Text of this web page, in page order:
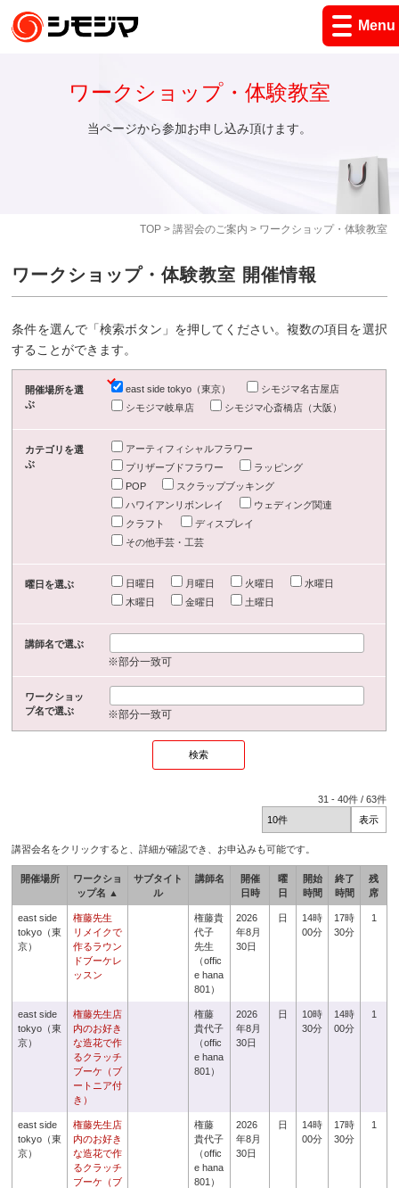
Menu
TOP> 講習会のご案内 > ワークショップ・体験教室
ワークショップ・体験教室
当ページから参加お申し込み頂けます。
ワークショップ・体験教室 開催情報
条件を選んで「検索ボタン」を押してください。複数の項目を選択
することができます。
開催場所を選
ぶ
east side tokyo（東京）
シモジマ名古屋店
シモジマ岐阜店
シモジマ心斎橋店（大阪）
カテゴリを選
ぶ
アーティフィシャルフラワー
プリザーブドフラワー
ラッピング
POP
スクラップブッキング
ハワイアンリボンレイ
ウェディング関連
クラフト
ディスプレイ
その他手芸・工芸
曜日を選ぶ 日曜日 月曜日 火曜日
水曜日
木曜日
金曜日 土曜日
講師名で選ぶ
※部分一致可
ワークショッ
プ名で選ぶ
※部分一致可
31 -40件 /63件
講習会名をクリックすると、詳細が確認でき、お申込みも可能です。
開催場所
ワークショ
ップ名 ▲
サブタイト
ル
講師名
開催
日時
曜
日
開始
時間
終了
時間
残
席
east side
tokyo（東
京）
権藤先生
リメイクで
作るラウン
ドブーケレ
ッスン
権藤貴
代子
先生
（offic
e hana
801）
2026
年8月
30日
日
14時
00分
17時
30分
1
east side
tokyo（東
京）
権藤先生店
内のお好き
な造花で作
るクラッチ
ブーケ（ブ
ートニア付
き）
権藤
貴代子
（offic
e hana
801）
2026
年8月
30日
日
10時
30分
14時
00分
1
east side
tokyo（東
京）
権藤先生店
内のお好き
な造花で作
るクラッチ
ブーケ（ブ
権藤
貴代子
（offic
e hana
801）
2026
年8月
30日
日
14時
00分
17時
30分
1